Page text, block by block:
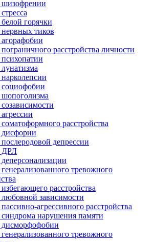
шизофрении
горячки
тиков
расстройства личности
расстройства
депрессии
ДРЛ
тревожного
расстройства
зависимости
агрессивного расстройства
нарушения памяти
дисморфофобии
тревожного